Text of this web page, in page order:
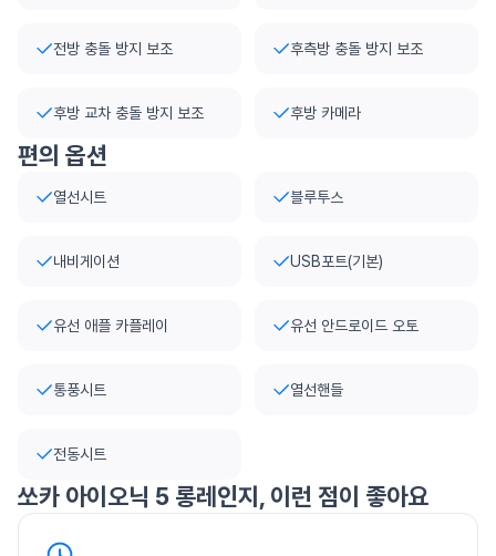
전방 충돌 방지 보조 후측방 충돌 방지 보조
후방 교차 충돌 방지 보조 후방 카메라
편의 옵션
열선시트 블루투스
내비게이션 USB포트(기본)
유선 애플 카플레이 유선 안드로이드 오토
통풍시트 열선핸들
전동시트
쏘카 아이오닉 5 롱레인지, 이런 점이 좋아요